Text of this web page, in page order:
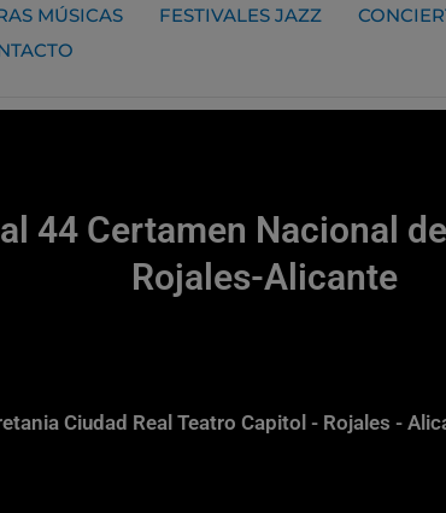
MÚSICAS FESTIVALES JAZZ
44 Certamen Nacional
Rojales-Alicante
Ciudad Real Teatro Capitol - Rojales -